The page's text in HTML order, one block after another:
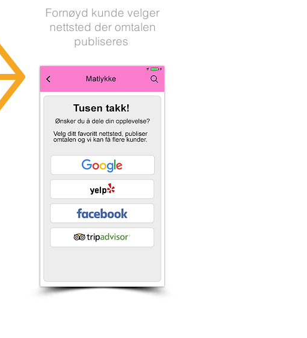
Fornøyd kunde velger
nettsted der omtalen
publiseres